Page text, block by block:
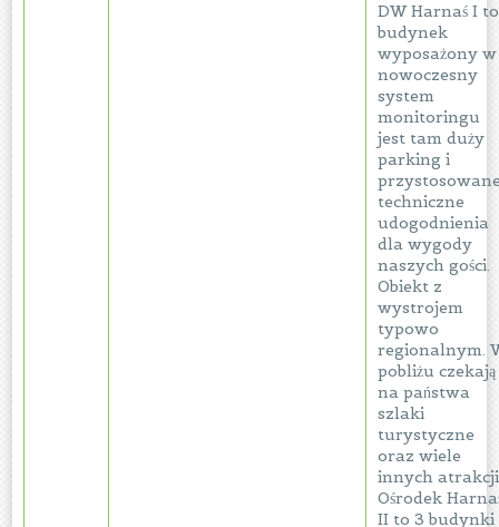
DW Harnaś I to
budynek
wyposażony w
nowoczesny
system
monitoringu
jest tam duży
parking i
techniczne
udogodnienia
dla wygody
naszych gości.
Obiekt z
wystrojem
typowo
regionalnym.
pobliżu czekają
na państwa
szlaki
turystyczne
oraz wiele
innych
Ośrodek
II to 3 budynki